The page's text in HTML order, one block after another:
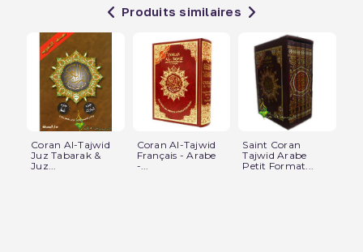
Produits similaires
Coran Al-Tajwid
Juz Tabarak &
Juz...
Coran Al-Tajwid
Français - Arabe
-...
Saint Coran
Tajwid Arabe
Petit Format...